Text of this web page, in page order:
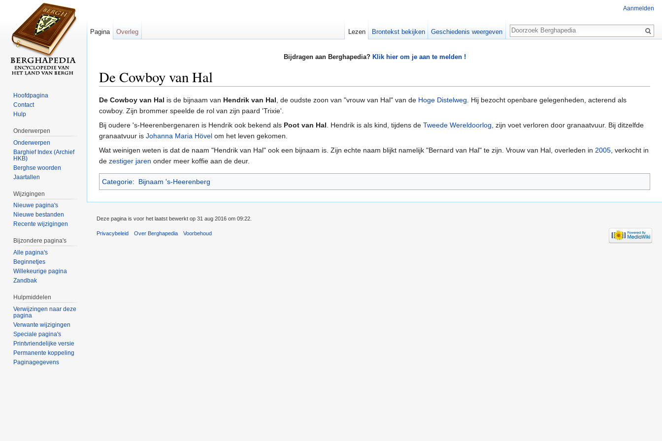
Bijdragen aan Berghapedia? Klik hier om je aan te melden !
De Cowboy van Hal
De Cowboy van Hal is de bijnaam van Hendrik van Hal, de oudste zoon van "vrouw van Hal" van de Hoge Distelweg. Hij bezocht openbare gelegenheden, acterend als
cowboy. Zijn brommer speelde de rol van zijn paard 'Trixie'.
Bij oudere 's-Heerenbergenaren is Hendrik ook bekend als Poot van Hal. Hendrik is als kind, tijdens de Tweede Wereldoorlog, zijn voet verloren door granaatvuur. Bij ditzelfde
granaatvuur is Johanna Maria Hövel om het leven gekomen.
Wat weinigen weten is dat de naam "Hendrik van Hal" ook een bijnaam is. Zijn echte naam blijkt namelijk "Bernard van Hal" te zijn. Vrouw van Hal, overleden in 2005, verkocht in
de zestiger jaren onder meer koffie aan de deur.
Categorie: Bijnaam 's-Heerenberg
Aanmelden
Pagina Overleg Lezen Brontekst bekijken Geschiedenis weergeven
Zoeken
Hoofdpagina
Contact
Hulp
Onderwerpen
Onderwerpen
Barghief Index (Archief
HKB)
Berghse woorden
Jaartallen
Wijzigingen
Nieuwe pagina's
Nieuwe bestanden
Recente wijzigingen
Bijzondere pagina's
Alle pagina's
Beginnetjes
Willekeurige pagina
Zandbak
Hulpmiddelen
Verwijzingen naar deze
pagina
Verwante wijzigingen
Speciale pagina's
Printvriendelijke versie
Permanente koppeling
Paginagegevens
Deze pagina is voor het laatst bewerkt op 31 aug 2016 om 09:22.
Privacybeleid Over Berghapedia Voorbehoud